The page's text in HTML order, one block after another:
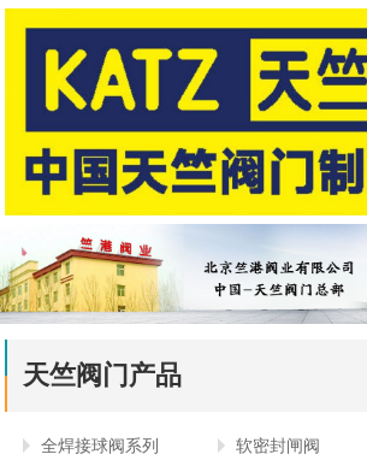
天竺阀门产品
全焊接球阀系列 软密封闸阀